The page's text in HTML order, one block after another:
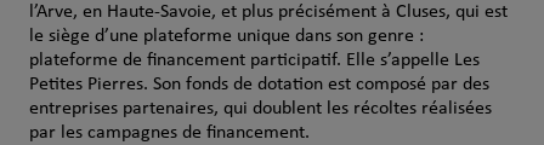
l’Arve, en Haute-Savoie, et plus précisément à Cluses, qui est
le siège d’une plateforme unique dans son genre :
plateforme de financement participatif. Elle s’appelle Les
Petites Pierres. Son fonds de dotation est composé par des
entreprises partenaires, qui doublent les récoltes réalisées
par les campagnes de financement.